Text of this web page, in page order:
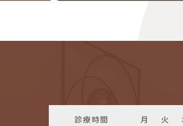
診療時間 月 火